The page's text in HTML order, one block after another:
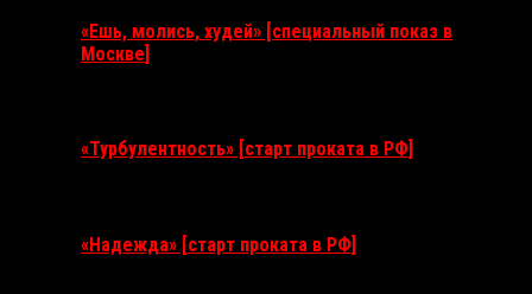
«Ешь, молись, худей» [специальный показ в
Москве]
«Турбулентность» [старт проката в РФ]
«Надежда» [старт проката в РФ]